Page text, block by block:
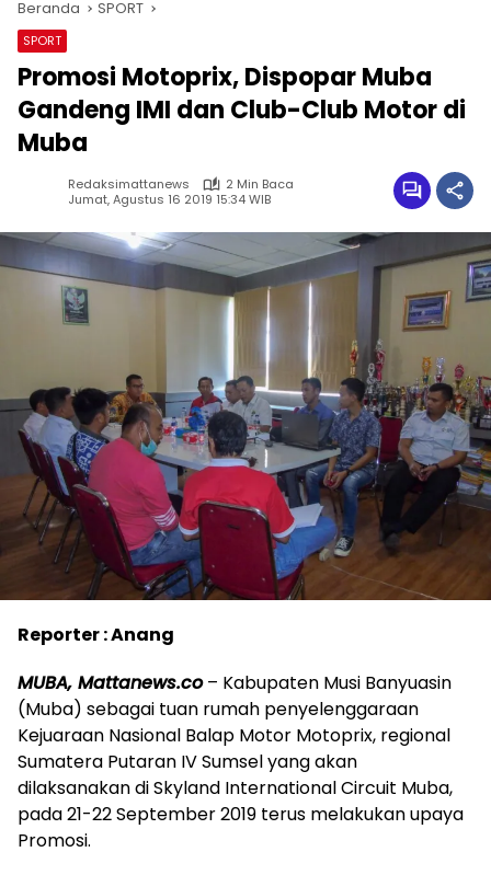
Beranda SPORT
SPORT
Promosi Motoprix, Dispopar Muba
Gandeng IMI dan Club-Club Motor di
Muba
Redaksimattanews
2 Min Baca
Jumat, Agustus 16 2019 15:34 WIB
Reporter : Anang
MUBA, Mattanews.co– Kabupaten Musi Banyuasin
(Muba) sebagai tuan rumah penyelenggaraan
Kejuaraan Nasional Balap Motor Motoprix, regional
Sumatera Putaran IV Sumsel yang akan
dilaksanakan di Skyland International Circuit Muba,
pada 21-22 September 2019 terus melakukan upaya
Promosi.